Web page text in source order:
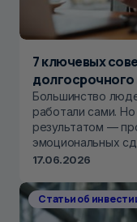
7 ключевых
Большинство
работали сами.
результатом —
эмоциональных
17.06.2026
Статьи об